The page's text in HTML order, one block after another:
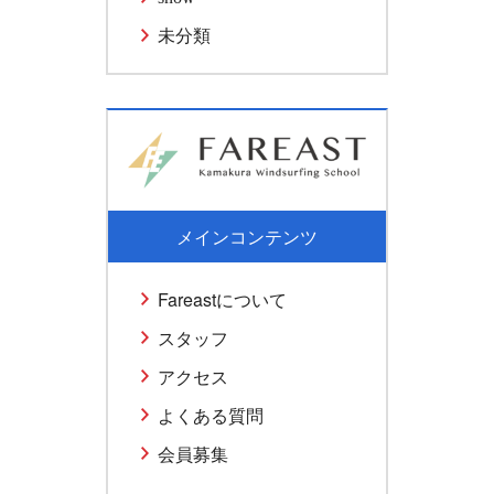
未分類
メインコンテンツ
Fareastについて
スタッフ
アクセス
よくある質問
会員募集